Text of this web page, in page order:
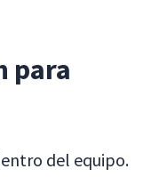
para
del equipo.